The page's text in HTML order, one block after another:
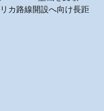
カ路線開設へ向け長距